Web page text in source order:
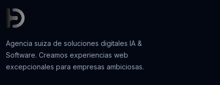
Agencia suiza de soluciones digitales IA &
Software. Creamos experiencias web
excepcionales para empresas ambiciosas.